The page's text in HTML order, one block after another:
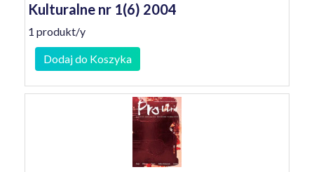
Kulturalne nr 1(6) 2004
1 produkt/y
Dodaj do Koszyka